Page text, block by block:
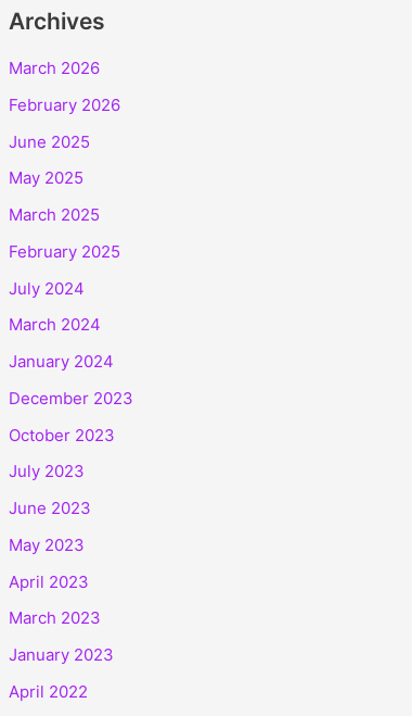
Archives
March 2026
February 2026
June 2025
May 2025
March 2025
February 2025
July 2024
March 2024
January 2024
December 2023
October 2023
July 2023
June 2023
May 2023
April 2023
March 2023
January 2023
April 2022